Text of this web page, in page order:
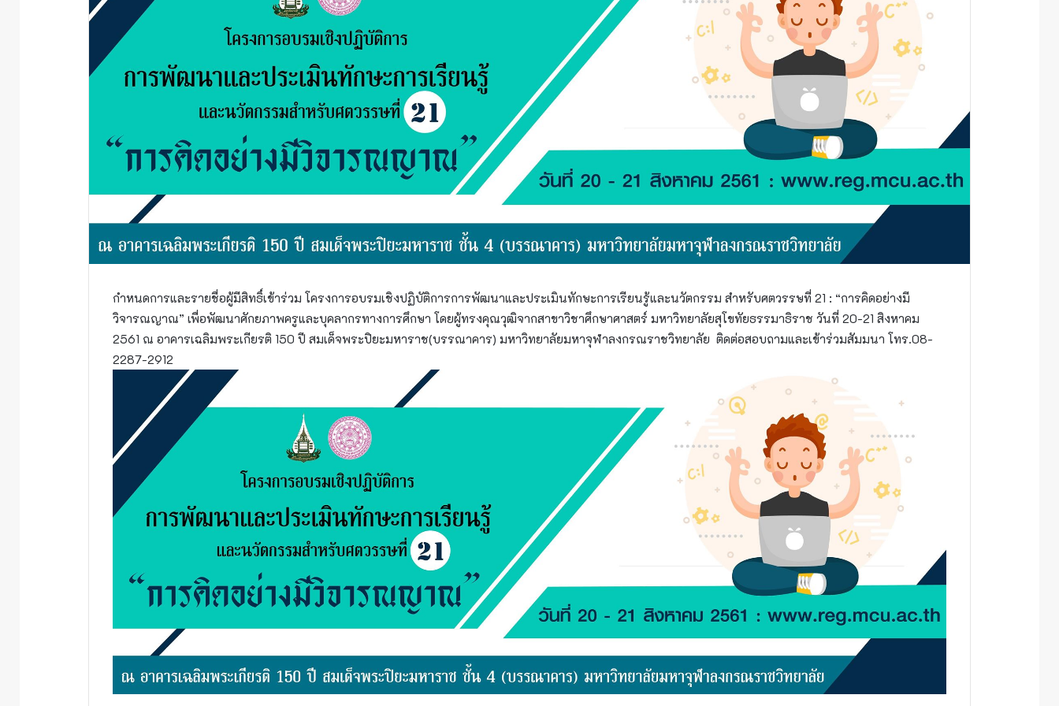
กำหนดการและรายชื่อผู้มีสิทธิ์เข้าร่วม โครงการอบรมเชิงปฏิบัติการการพัฒนาและประเมินทักษะการเรียนรู้และนวัตกรรม สำหรับศตวรรษที่ 21 : “การคิดอย่างมี
วิจารณญาณ” เพื่อพัฒนาศักยภาพครูและบุคลากรทางการศึกษา โดยผู้ทรงคุณวุฒิจากสาขาวิชาศึกษาศาสตร์ มหาวิทยาลัยสุโขทัยธรรมาธิราช วันที่ 20-21 สิงหาคม
2561 ณ อาคารเฉลิมพระเกียรติ 150 ปี สมเด็จพระปิยะมหาราช(บรรณาคาร) มหาวิทยาลัยมหาจุฬาลงกรณราชวิทยาลัย ติดต่อสอบถามและเข้าร่วมสัมมนา โทร.08-
2287-2912